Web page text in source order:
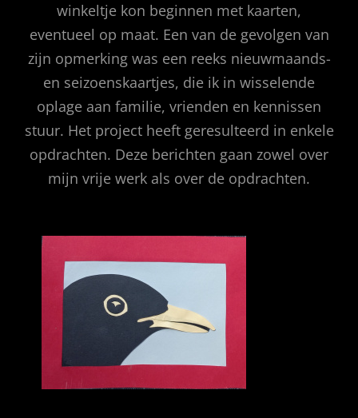
winkeltje kon beginnen met kaarten,
eventueel op maat. Een van de gevolgen van
zijn opmerking was een reeks nieuwmaands-
en seizoenskaartjes, die ik in wisselende
oplage aan familie, vrienden en kennissen
stuur. Het project heeft geresulteerd in enkele
opdrachten. Deze berichten gaan zowel over
mijn vrije werk als over de opdrachten.